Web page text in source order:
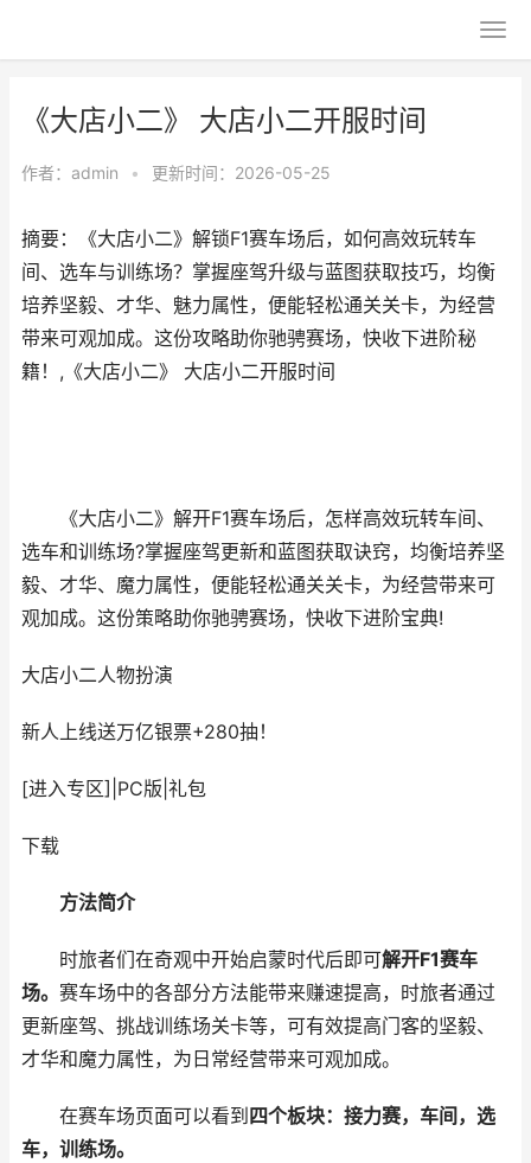
《大店小二》 大店小二开服时间
作者： admin • 更新时间：2026-05-25
摘要：《大店小二》解锁F1赛车场后，如何高效玩转车
间、选车与训练场？掌握座驾升级与蓝图获取技巧，均衡
培养坚毅、才华、魅力属性，便能轻松通关关卡，为经营
带来可观加成。这份攻略助你驰骋赛场，快收下进阶秘
籍！,《大店小二》 大店小二开服时间
《大店小二》解开F1赛车场后，怎样高效玩转车间、
选车和训练场?掌握座驾更新和蓝图获取诀窍，均衡培养坚
毅、才华、魔力属性，便能轻松通关关卡，为经营带来可
观加成。这份策略助你驰骋赛场，快收下进阶宝典!
大店小二人物扮演
新人上线送万亿银票+280抽！
[进入专区] PC版 礼包
下载
方法简介
时旅者们在奇观中开始启蒙时代后即可解开F1赛车
场。 赛车场中的各部分方法能带来赚速提高，时旅者通过
更新座驾、挑战训练场关卡等，可有效提高门客的坚毅、
才华和魔力属性，为日常经营带来可观加成。
在赛车场页面可以看到 四个板块：接力赛，车间，选
车，训练场。